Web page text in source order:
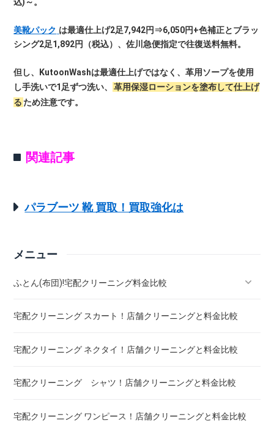
美靴パック は最適仕上げ2足7,942円⇒6,050円+色補正とブラッ
シング2足1,892円（税込）、佐川急便指定で往復送料無料。
但し、KutoonWashは最適仕上げではなく、革用ソープを使用
し手洗いで1足ずつ洗い、
革用保湿ローションを塗布して仕上げ
る ため注意です。
関連記事
パラブーツ 靴 買取！買取強化は
メニュー
ふとん(布団)!宅配クリーニング料金比較
羽毛ふとん(布団)!宅配クリーニング料金比較
こたつ布団 クリーニング ! 料金 比較
布団クリーニング ! ダニ除去率ランキング
布団クリーニング 真空圧縮サービス 料金比較 ! 市販の圧縮袋
宅配クリーニング スカート！店舗クリーニングと料金比較
宅配クリーニング ネクタイ！店舗クリーニングと料金比較
宅配クリーニング シャツ！店舗クリーニングと料金比較
宅配クリーニング ワンピース！店舗クリーニングと料金比較